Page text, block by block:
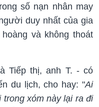
số nạn nhân may
duy nhất của gia
và không thoát
Tiếp thị, anh T. - có
du lịch, cho hay: "Ai
xóm này lại ra đi